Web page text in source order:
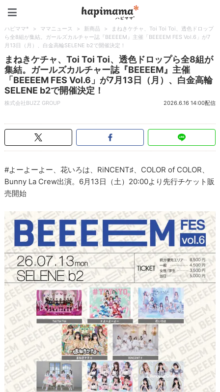
ハピママ* > ママニュース > 新商品 >
まねきケチャ、Toi Toi Toi、透色ドロップ
ら全8組が集結。ガールズカルチャー誌『BEEEEM』主催「BEEEEM FES Vol.6」が7
月13日（月）、白金高輪SELENE b2で開催決定！
まねきケチャ、Toi Toi Toi、透色ドロップら全8組が
集結。ガールズカルチャー誌『BEEEEM』主催
「BEEEEM FES Vol.6」が7月13日（月）、白金高輪
SELENE b2で開催決定！
株式会社BUZZ GROUP 2026.6.16 14:00配信
#よーよーよー、花いろは、RiNCENT♯、COLOR of COLOR、
Bunny La Crew出演。6月13日（土）20:00より先行チケット販
売開始